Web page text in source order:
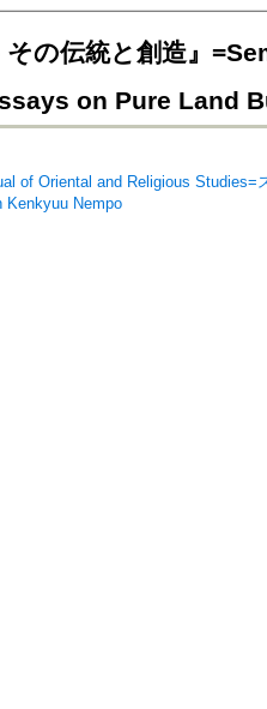
その伝統と創造』
on Pure Land
of Oriental and Religious
Kenkyuu Nempo